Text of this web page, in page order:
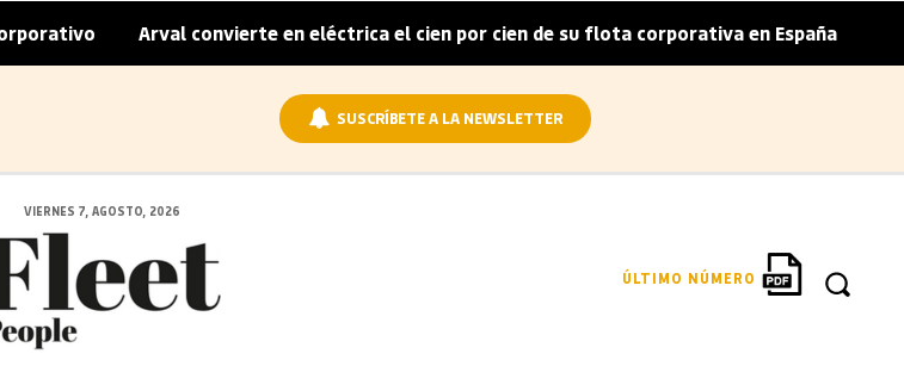
| Arval convierte en eléctrica el cien por cien de su flota corporativa en España | El gigante
SUSCRÍBETE A LA NEWSLETTER
VIERNES 7, AGOSTO, 2026
ÚLTIMO NÚMERO